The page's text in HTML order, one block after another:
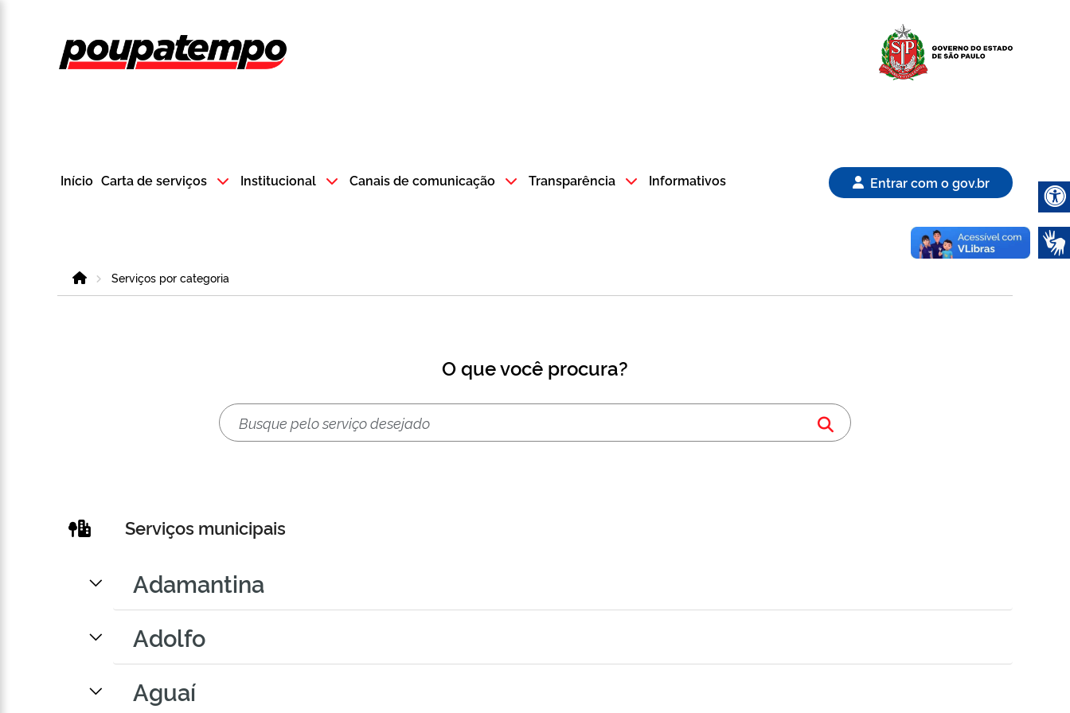
Logo do Poupatempo SP GOV BR direciona para a página inicial
Início Carta de serviços Institucional Canais de comunicação Transparência Informativos Entrar com o gov.br
HomeServiços por categoria
O que você procura?
Serviços municipais
Adamantina
Adolfo
Aguaí